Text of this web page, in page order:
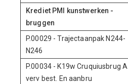
Krediet PMI kunstwerken -
bruggen
P.00029 - Trajectaanpak N244-
N246
P.00034 - K19w Cruquiusbrug A
verv best. En aanbru